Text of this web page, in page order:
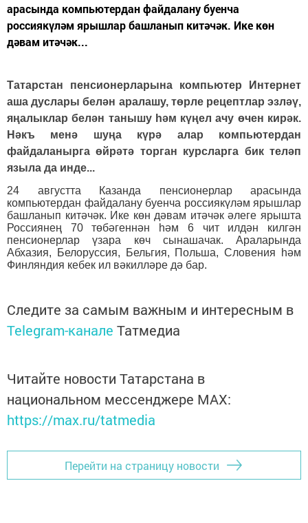
арасында компьютердан файдалану буенча
россиякүләм ярышлар башланып китәчәк. Ике көн
дәвам итәчәк...
Татарстан пенсионерларына компьютер Интернет
аша дуслары белән аралашу, төрле рецептлар эзләү,
яңалыклар белән танышу һәм күңел ачу өчен кирәк.
Нәкъ менә шуңа күрә алар компьютердан
файдаланырга өйрәтә торган курсларга бик теләп
языла да инде...
24 августта Казанда пенсионерлар арасында
компьютердан файдалану буенча россиякүләм ярышлар
башланып китәчәк. Ике көн дәвам итәчәк әлеге ярышта
Россиянең 70 төбәгеннән һәм 6 чит илдән килгән
пенсионерлар үзара көч сынашачак. Араларында
Абхазия, Белоруссия, Бельгия, Польша, Словения һәм
Финляндия кебек ил вәкилләре дә бар.
Следите за самым важным и интересным в
Telegram-канале Татмедиа
Читайте новости Татарстана в
национальном мессенджере MАХ:
https://max.ru/tatmedia
Перейти на страницу новости